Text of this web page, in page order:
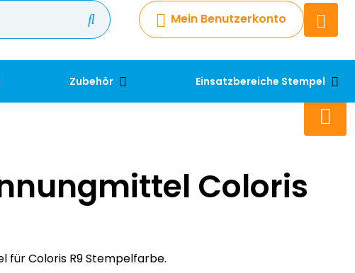
Mein Benutzerkonto
Zubehör Einsatzbereiche Stempel
Chatbot
Chatten Sie 24/7 mit unserem
+49 2038 0480 403
Coloris
für Coloris R9 Stempelfarbe.